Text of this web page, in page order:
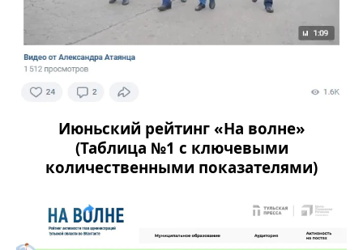
Июньский рейтинг «На волне»
(Таблица №1 с ключевыми
количественными показателями)